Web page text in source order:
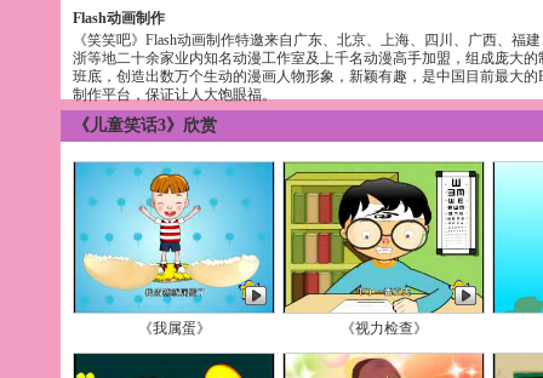
Flash动画制作
《笑笑吧》Flash动画制作特邀来自广东、北京、上海、四川、广西、福
浙等地二十余家业内知名动漫工作室及上千名动漫高手加盟，组成庞大的
班底，创造出数万个生动的漫画人物形象，新颖有趣，是中国目前最大的
制作平台，保证让人大饱眼福。
《儿童笑话3》欣赏
《我属蛋》 《视力检查》